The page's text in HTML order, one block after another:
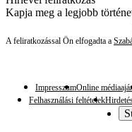
Kapja meg a legjobb
A feliratkozással Ön elfogadta a
ImpresszumOnline
Felhasználási feltételek